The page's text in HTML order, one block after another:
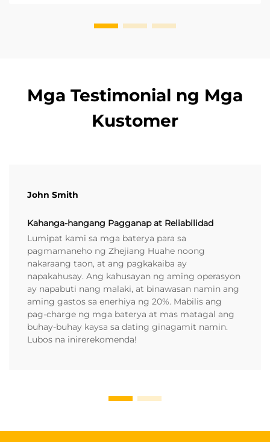
Mga Testimonial ng Mga
Kustomer
John Smith
Kahanga-hangang Pagganap at Reliabilidad
Lumipat kami sa mga baterya para sa
pagmamaneho ng Zhejiang Huahe noong
nakaraang taon, at ang pagkakaiba ay
napakahusay. Ang kahusayan ng aming operasyon
ay napabuti nang malaki, at binawasan namin ang
aming gastos sa enerhiya ng 20%. Mabilis ang
pag-charge ng mga baterya at mas matagal ang
buhay-buhay kaysa sa dating ginagamit namin.
Lubos na inirerekomenda!